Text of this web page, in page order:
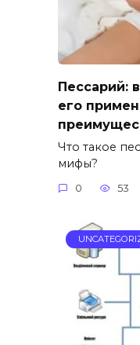
Пессарий:
его
Что такое
мифы?
0 53